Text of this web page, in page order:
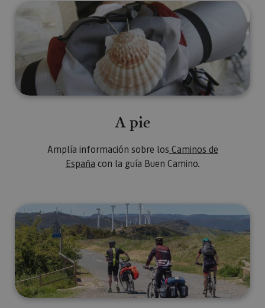
A pie
A pie
Amplía información sobre los Caminos de
España con la guía Buen Camino.
En bici